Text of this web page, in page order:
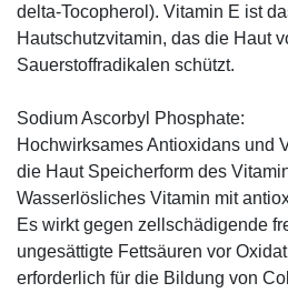
delta-Tocopherol). Vitamin E ist
Hautschutzvitamin, das die Haut
Sauerstoffradikalen schützt.
Sodium Ascorbyl Phosphate:
Hochwirksames Antioxidans und
die Haut Speicherform des
Wasserlösliches Vitamin mit
Es wirkt gegen zellschädigende
ungesättigte Fettsäuren vor
erforderlich für die Bildung von